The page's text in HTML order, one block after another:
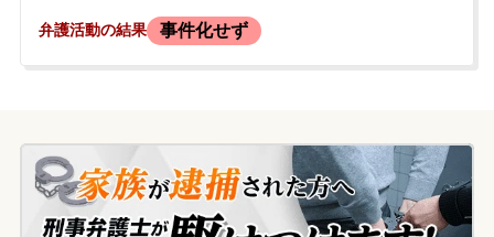
側に伝わっていませんでした。店や店員か
不安を抱くようになりました。今後どうな
ってしまうのか、不利益を被ることがある
のかを知りたいとの思いから、当事務所へ
相談に来られました。
弁護活動の結果 事件化せず